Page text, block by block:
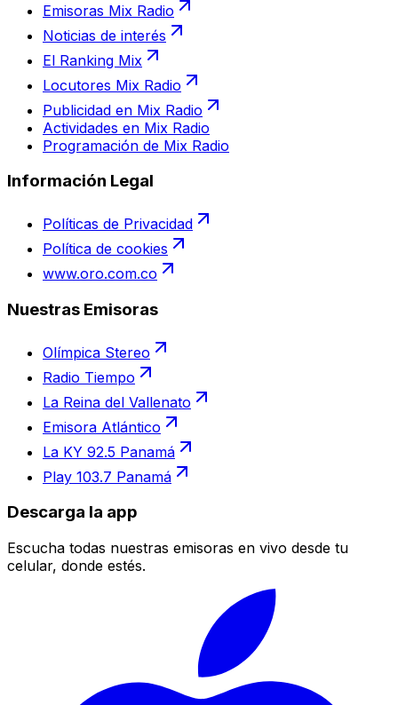
Emisoras Mix Radio
Noticias de interés
El Ranking Mix
Locutores Mix Radio
Publicidad en Mix Radio
Actividades en Mix Radio
Programación de Mix Radio
Información Legal
Políticas de Privacidad
Política de cookies
www.oro.com.co
Nuestras Emisoras
Olímpica Stereo
Radio Tiempo
La Reina del Vallenato
Emisora Atlántico
La KY 92.5 Panamá
Play 103.7 Panamá
Descarga la app
Escucha todas nuestras emisoras en vivo desde tu
celular, donde estés.